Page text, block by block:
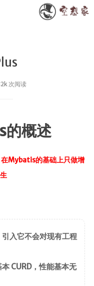
次阅读
概述
Mybatis的基础上只做增
入它不会对现有工程
CURD，性能基本无